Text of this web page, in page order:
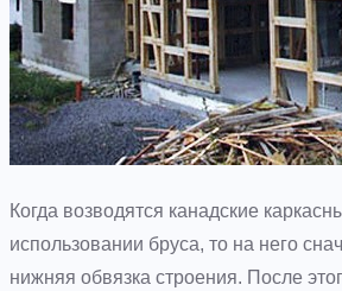
Когда возводятся канадские
использовании бруса, то на него
нижняя обвязка строения. После